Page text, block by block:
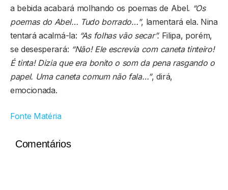
a bebida acabará molhando os poemas de Abel. “Os
poemas do Abel… Tudo borrado…”, lamentará ela. Nina
tentará acalmá-la: “As folhas vão secar”.Filipa, porém,
se desesperará: “Não! Ele escrevia com caneta tinteiro!
É tinta! Dizia que era bonito o som da pena rasgando o
papel. Uma caneta comum não fala…”, dirá,
emocionada.
Fonte Matéria
Comentários